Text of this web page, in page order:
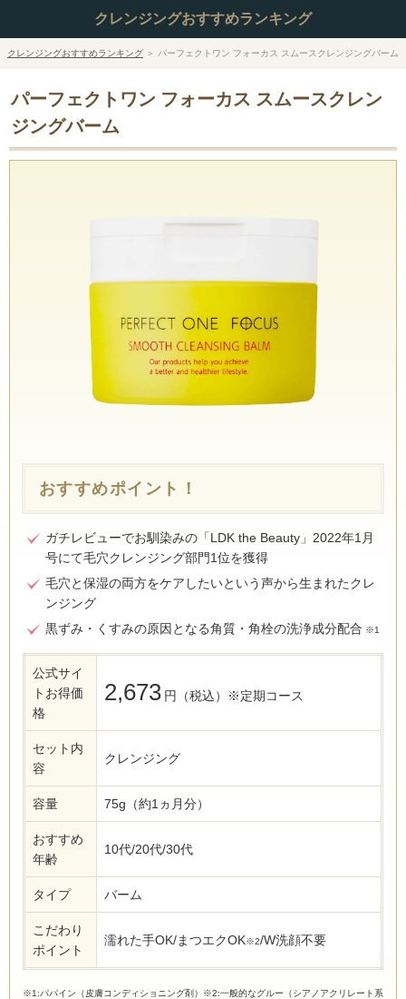
クレンジングおすすめランキング
クレンジングおすすめランキング ＞ パーフェクトワン フォーカス スムースクレンジングバーム
パーフェクトワン フォーカス スムースクレン
ジングバーム
おすすめポイント！
ガチレビューでお馴染みの「LDK the Beauty」2022年1月
号にて毛穴クレンジング部門1位を獲得
毛穴と保湿の両方をケアしたいという声から生まれたクレ
ンジング
黒ずみ・くすみの原因となる角質・角栓の洗浄成分配合 ※1
公式サイ
トお得価
格
2,673 円（税込）※定期コース
セット内
容
クレンジング
容量 75g（約1ヵ月分）
おすすめ
年齢
10代/20代/30代
タイプ バーム
こだわり
ポイント
濡れた手OK/まつエクOK※2/W洗顔不要
※1:パパイン（皮膚コンディショニング剤）※2:一般的なグルー（シアノアクリレート系